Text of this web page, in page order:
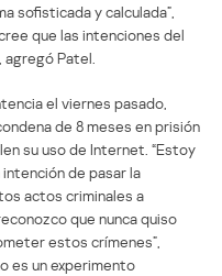
sofisticada y calculada”,
que las intenciones del
agregó Patel.
el viernes pasado,
de 8 meses en prisión
su uso de Internet. “Estoy
de pasar la
actos criminales a
que nunca quiso
estos crímenes”,
es un experimento